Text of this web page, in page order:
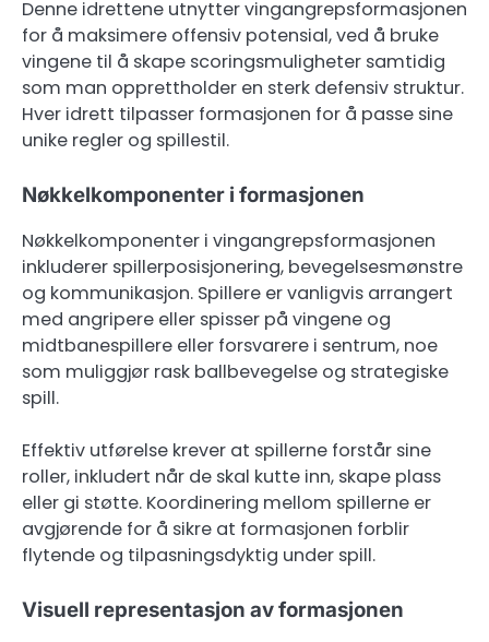
Denne idrettene utnytter vingangrepsformasjonen
for å maksimere offensiv potensial, ved å bruke
vingene til å skape scoringsmuligheter samtidig
som man opprettholder en sterk defensiv struktur.
Hver idrett tilpasser formasjonen for å passe sine
unike regler og spillestil.
Nøkkelkomponenter i formasjonen
Nøkkelkomponenter i vingangrepsformasjonen
inkluderer spillerposisjonering, bevegelsesmønstre
og kommunikasjon. Spillere er vanligvis arrangert
med angripere eller spisser på vingene og
midtbanespillere eller forsvarere i sentrum, noe
som muliggjør rask ballbevegelse og strategiske
spill.
Effektiv utførelse krever at spillerne forstår sine
roller, inkludert når de skal kutte inn, skape plass
eller gi støtte. Koordinering mellom spillerne er
avgjørende for å sikre at formasjonen forblir
flytende og tilpasningsdyktig under spill.
Visuell representasjon av formasjonen